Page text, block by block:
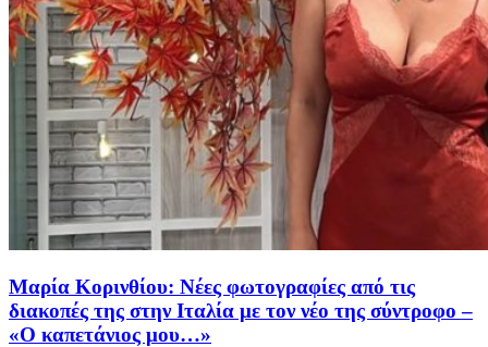
Μαρία Κορινθίου: Νέες φωτογραφίες από τις
διακοπές της στην Ιταλία με τον νέο της σύντροφο –
«Ο καπετάνιος μου…»